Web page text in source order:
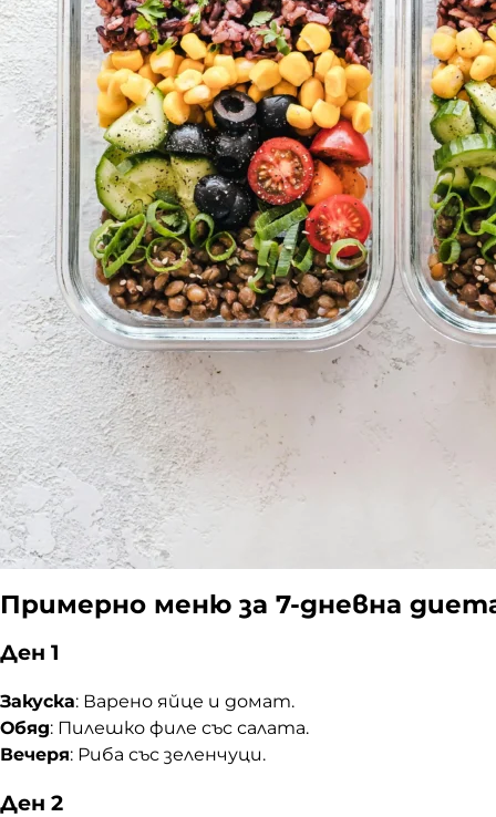
Примерно меню за 7-дневна
Ден 1
Закуска: Варено яйце и домат.
Обяд: Пилешко филе със салата.
Вечеря: Риба със зеленчуци.
Ден 2